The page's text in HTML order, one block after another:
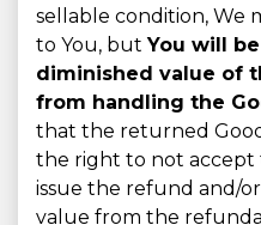
sellable condition, We
to You, butYou will
diminished value of
from handling the
that the returned
the right to not
issue the refund and/
value from the